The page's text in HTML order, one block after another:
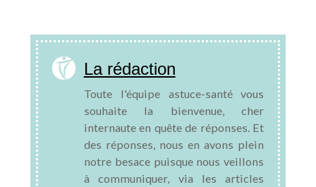
La rédaction
Toute l'équipe astuce-santé vous
souhaite la bienvenue, cher
internaute en quête de réponses. Et
des réponses, nous en avons plein
notre besace puisque nous veillons
à communiquer, via les articles